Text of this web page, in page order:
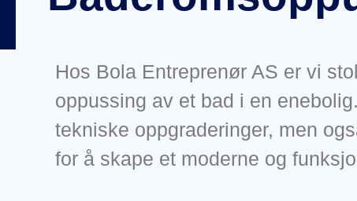
Hjem Blogg Innlegg
Hos Bola Entreprenør AS er vi
oppussing av et bad i en
tekniske oppgraderinger, men
for å skape et moderne og